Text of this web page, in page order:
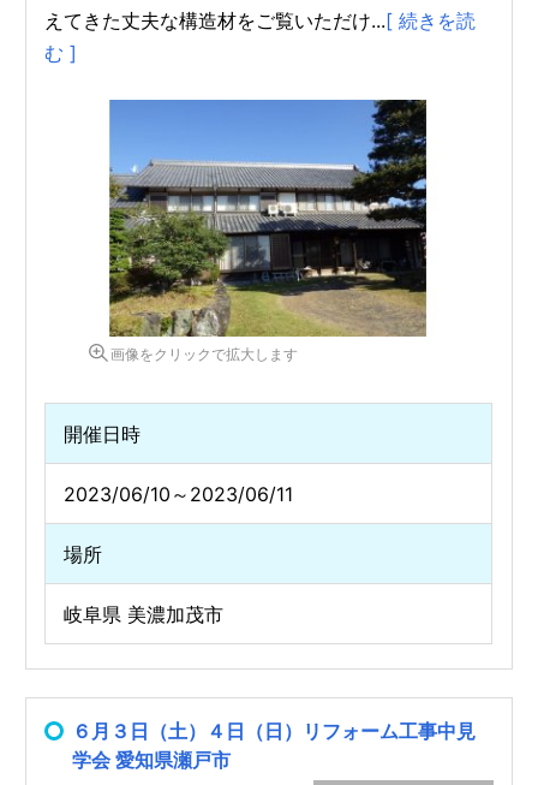
えてきた丈夫な構造材をご覧いただけ...[ 続きを読
む ]
画像をクリックで拡大します
開催日時
2023/06/10～2023/06/11
場所
岐阜県 美濃加茂市
６月３日（土）４日（日）リフォーム工事中見
学会 愛知県瀬戸市